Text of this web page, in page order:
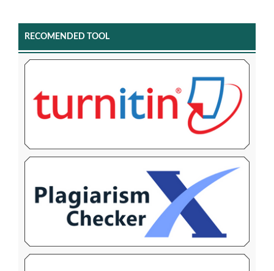
RECOMENDED TOOL